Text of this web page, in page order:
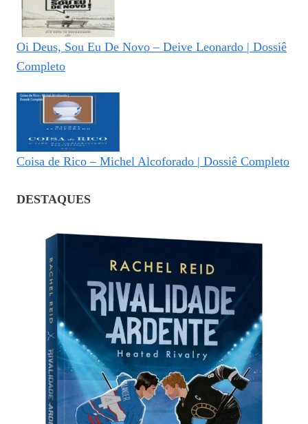
Oi Deus, Sou Eu De Novo – Deive Leonardo | Dossiê
Completo
Coisa de Rico – Michel Alcoforado | Dossiê Completo
DESTAQUES